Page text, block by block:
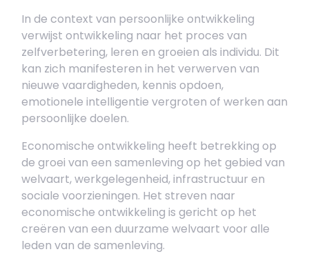
In de context van persoonlijke ontwikkeling
verwijst ontwikkeling naar het proces van
zelfverbetering, leren en groeien als individu. Dit
kan zich manifesteren in het verwerven van
nieuwe vaardigheden, kennis opdoen,
emotionele intelligentie vergroten of werken aan
persoonlijke doelen.
Economische ontwikkeling heeft betrekking op
de groei van een samenleving op het gebied van
welvaart, werkgelegenheid, infrastructuur en
sociale voorzieningen. Het streven naar
economische ontwikkeling is gericht op het
creëren van een duurzame welvaart voor alle
leden van de samenleving.